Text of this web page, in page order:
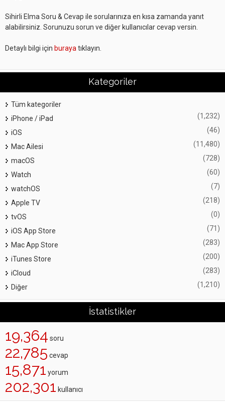
Sihirli Elma Soru & Cevap ile sorularınıza en kısa zamanda yanıt
alabilirsiniz. Sorunuzu sorun ve diğer kullanıcılar cevap versin.
Detaylı bilgi için buraya tıklayın.
Kategoriler
Tüm kategoriler
iPhone / iPad
(1,232)
iOS (46)
Mac Ailesi (11,480)
macOS (728)
Watch (60)
watchOS (7)
Apple TV (218)
tvOS (0)
iOS App Store (71)
Mac App Store (283)
iTunes Store (200)
iCloud (283)
Diğer (1,210)
İstatistikler
19,364 soru
22,785 cevap
15,871 yorum
202,301 kullanıcı